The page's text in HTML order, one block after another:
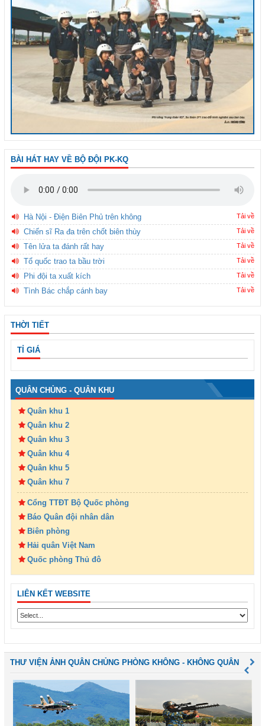
BÀI HÁT HAY VỀ BỘ ĐỘI PK-KQ
Hà Nội - Điện Biên Phủ trên không Tải về
Chiến sĩ Ra đa trên chốt biên thùy Tải về
Tên lửa ta đánh rất hay Tải về
Tổ quốc trao ta bầu trời Tải về
Phi đội ta xuất kích Tải về
Tình Bác chắp cánh bay Tải về
THỜI TIẾT
TỈ GIÁ
QUÂN CHỦNG - QUÂN KHU
Quân khu 1
Quân khu 2
Quân khu 3
Quân khu 4
Quân khu 5
Quân khu 7
Cổng TTĐT Bộ Quốc phòng
Báo Quân đội nhân dân
Biên phòng
Hải quân Việt Nam
Quốc phòng Thủ đô
LIÊN KẾT WEBSITE
THƯ VIỆN ẢNH QUÂN CHỦNG PHÒNG KHÔNG - KHÔNG QUÂN